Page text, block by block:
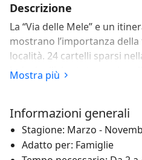
Descrizione
La “Via delle Mele” e un
mostrano l’importanza
località. 24 cartelli sparsi
indovinelli, battute e quiz
questo frutto rubizzo
mascotte Fredi, Lisi ed Emma.
I percorsi tematici partono
storico. È possibile lasciare
Mostra più
Informazioni generali
Stagione: Marzo -
Adatto per: Famiglie